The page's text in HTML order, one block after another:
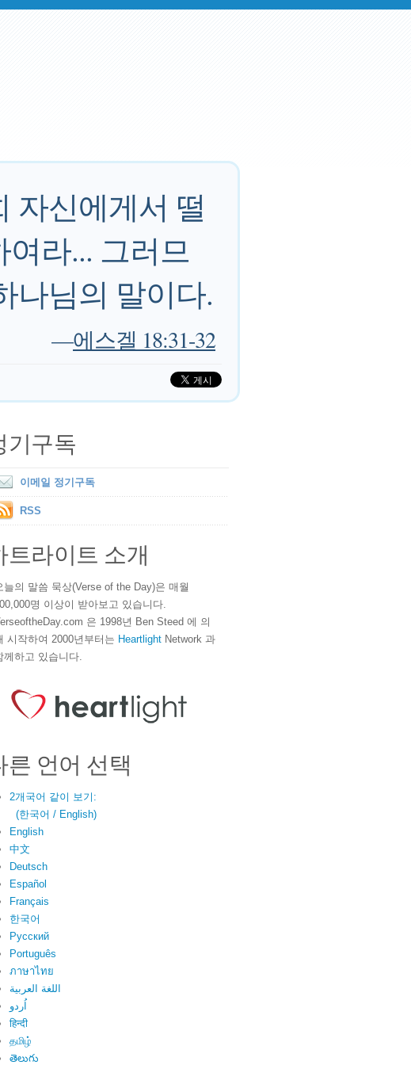
자신에게서 떨
라... 그러므
나님의 말이다.
—에스겔 18:31-32
기구독
이메일 정기구독
RSS
트라이트 소개
늘의 말씀 묵상(Verse of the Day)은 매월
명 이상이 받아보고 있습니다.
은 1998년 Ben Steed 에 의
시작하여 2000년부터는 Heartlight Network 과
께하고 있습니다.
른 언어 선택
2개국어 같이 보기:
(한국어 / English)
English
中文
Deutsch
Español
Français
한국어
Русский
Português
ภาษาไทย
اللغة العربية
اُردو
हिन्दी
தமிழ்
తెలుగు